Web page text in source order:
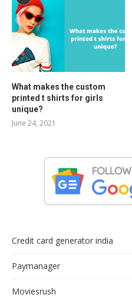
What makes the custom
printed t shirts for girls
unique?
June 24, 2021
Credit card generator india
Paymanager
Moviesrush